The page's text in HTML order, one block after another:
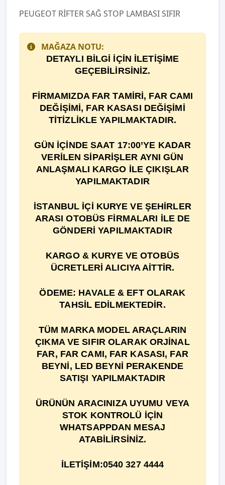
PEUGEOT RİFTER SAĞ STOP LAMBASI SIFIR
MAĞAZA NOTU:
DETAYLI BİLGİ İÇİN İLETİŞİME
GEÇEBİLİRSİNİZ.
FİRMAMIZDA FAR TAMİRİ, FAR CAMI
DEĞİŞİMİ, FAR KASASI DEĞİŞİMİ
TİTİZLİKLE YAPILMAKTADIR.
GÜN İÇİNDE SAAT 17:00’YE KADAR
VERİLEN SİPARİŞLER AYNI GÜN
ANLAŞMALI KARGO İLE ÇIKIŞLAR
YAPILMAKTADIR
İSTANBUL İÇİ KURYE VE ŞEHİRLER
ARASI OTOBÜS FİRMALARI İLE DE
GÖNDERİ YAPILMAKTADIR
KARGO & KURYE VE OTOBÜS
ÜCRETLERİ ALICIYA AİTTİR.
ÖDEME: HAVALE & EFT OLARAK
TAHSİL EDİLMEKTEDİR.
TÜM MARKA MODEL ARAÇLARIN
ÇIKMA VE SIFIR OLARAK ORJİNAL
FAR, FAR CAMI, FAR KASASI, FAR
BEYNİ, LED BEYNİ PERAKENDE
SATIŞI YAPILMAKTADIR
ÜRÜNÜN ARACINIZA UYUMU VEYA
STOK KONTROLÜ İÇİN
WHATSAPPDAN MESAJ
ATABİLİRSİNİZ.
İLETİŞİM:0540 327 4444